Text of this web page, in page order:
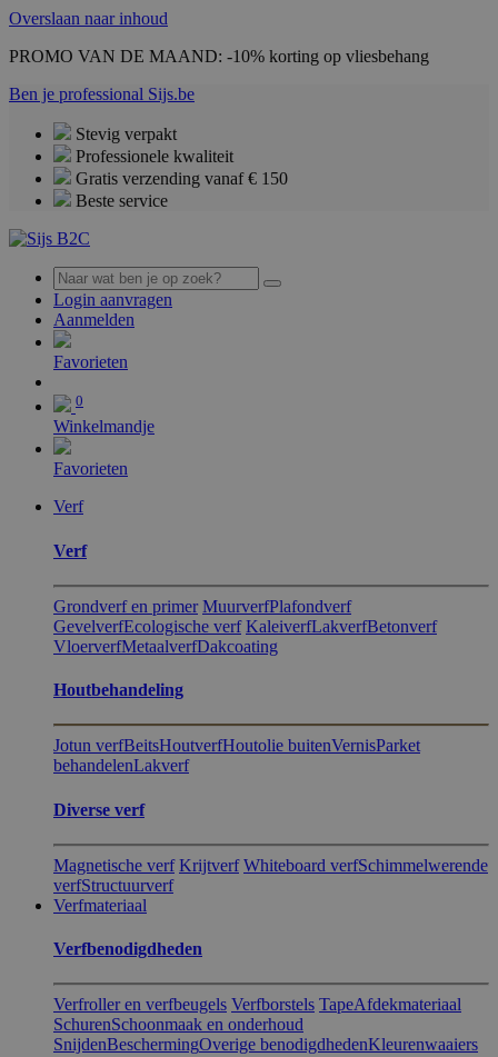
Overslaan naar inhoud
PROMO VAN DE MAAND: -10% korting op vliesbehang
Ben je professional Sijs.be
Stevig verpakt
Professionele kwaliteit
Gratis verzending vanaf € 150
Beste service
Login aanvragen
Aanmelden
Favorieten
0
Winkelmandje
Favorieten
Verf
Verf
Grondverf en primer MuurverfPlafondverf
GevelverfEcologische verf KaleiverfLakverfBetonverf
VloerverfMetaalverfDakcoating
Hout​behandeling
Jotun verfBeitsHoutverfHoutolie buitenVernisParket
behandelenLakverf
Diverse verf
Magnetische verf Krijtverf Whiteboard verfSchimmelwerende
verfStructuurverf
Verfmateriaal
Verfbenodigdheden
Verfroller en verfbeugels Verfborstels TapeAfdekmateriaal
SchurenSchoonmaak en onderhoud
SnijdenBeschermingOverige benodigdhedenKleurenwaaiers